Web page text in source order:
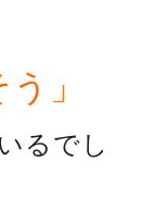
」
るでし